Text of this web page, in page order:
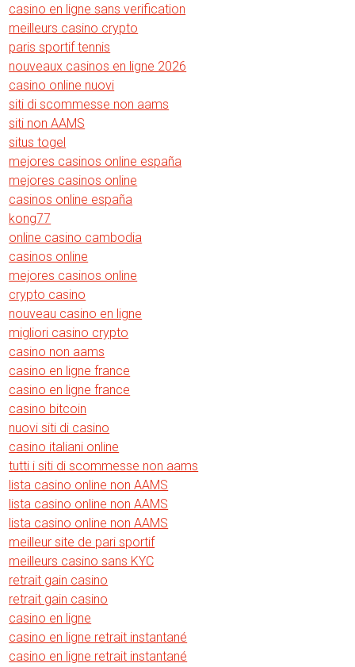
casino en ligne sans verification
meilleurs casino crypto
paris sportif tennis
nouveaux casinos en ligne 2026
casino online nuovi
siti di scommesse non aams
siti non AAMS
situs togel
mejores casinos online españa
mejores casinos online
casinos online españa
kong77
online casino cambodia
casinos online
mejores casinos online
crypto casino
nouveau casino en ligne
migliori casino crypto
casino non aams
casino en ligne france
casino en ligne france
casino bitcoin
nuovi siti di casino
casino italiani online
tutti i siti di scommesse non aams
lista casino online non AAMS
lista casino online non AAMS
lista casino online non AAMS
meilleur site de pari sportif
meilleurs casino sans KYC
retrait gain casino
retrait gain casino
casino en ligne
casino en ligne retrait instantané
casino en ligne retrait instantané